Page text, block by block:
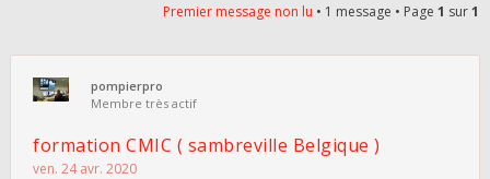
Premier message non lu • 1 message • Page 1 sur1
pompierpro
Membre très actif
formation CMIC ( sambreville Belgique )
ven. 24 avr. 2020